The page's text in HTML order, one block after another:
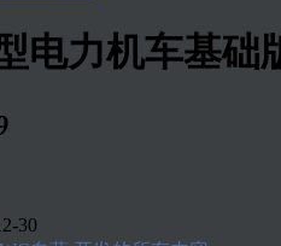
电力机车基础
30